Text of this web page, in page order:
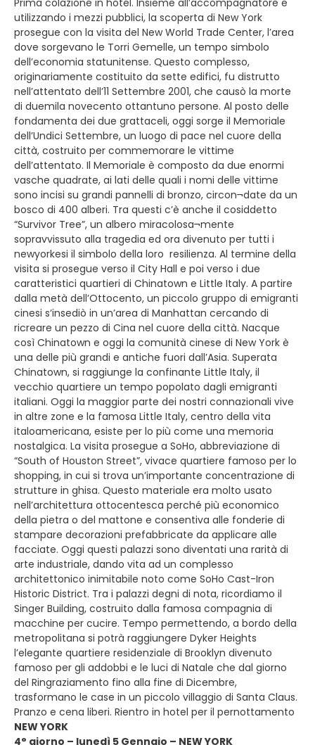
Prima colazione in hotel. Insieme all’accompagnatore e
utilizzando i mezzi pubblici, la scoperta di New York
prosegue con la visita del New World Trade Center, l’area
dove sorgevano le Torri Gemelle, un tempo simbolo
dell’economia statunitense. Questo complesso,
originariamente costituito da sette edifici, fu distrutto
nell’attentato dell’11 Settembre 2001, che causò la morte
di duemila novecento ottantuno persone. Al posto delle
fondamenta dei due grattaceli, oggi sorge il Memoriale
dell’Undici Settembre, un luogo di pace nel cuore della
città, costruito per commemorare le vittime
dell’attentato. Il Memoriale è composto da due enormi
vasche quadrate, ai lati delle quali i nomi delle vittime
sono incisi su grandi pannelli di bronzo, circon¬date da un
bosco di 400 alberi. Tra questi c’è anche il cosiddetto
“Survivor Tree”, un albero miracolosa¬mente
sopravvissuto alla tragedia ed ora divenuto per tutti i
newyorkesi il simbolo della loro resilienza. Al termine della
visita si prosegue verso il City Hall e poi verso i due
caratteristici quartieri di Chinatown e Little Italy. A partire
dalla metà dell’Ottocento, un piccolo gruppo di emigranti
cinesi s’insediò in un’area di Manhattan cercando di
ricreare un pezzo di Cina nel cuore della città. Nacque
così Chinatown e oggi la comunità cinese di New York è
una delle più grandi e antiche fuori dall’Asia. Superata
Chinatown, si raggiunge la confinante Little Italy, il
vecchio quartiere un tempo popolato dagli emigranti
italiani. Oggi la maggior parte dei nostri connazionali vive
in altre zone e la famosa Little Italy, centro della vita
italoamericana, esiste per lo più come una memoria
nostalgica. La visita prosegue a SoHo, abbreviazione di
“South of Houston Street”, vivace quartiere famoso per lo
shopping, in cui si trova un’importante concentrazione di
strutture in ghisa. Questo materiale era molto usato
nell’architettura ottocentesca perché più economico
della pietra o del mattone e consentiva alle fonderie di
stampare decorazioni prefabbricate da applicare alle
facciate. Oggi questi palazzi sono diventati una rarità di
arte industriale, dando vita ad un complesso
architettonico inimitabile noto come SoHo Cast-Iron
Historic District. Tra i palazzi degni di nota, ricordiamo il
Singer Building, costruito dalla famosa compagnia di
macchine per cucire. Tempo permettendo, a bordo della
metropolitana si potrà raggiungere Dyker Heights
l’elegante quartiere residenziale di Brooklyn divenuto
famoso per gli addobbi e le luci di Natale che dal giorno
del Ringraziamento fino alla fine di Dicembre,
trasformano le case in un piccolo villaggio di Santa Claus.
Pranzo e cena liberi. Rientro in hotel per il pernottamento
NEW YORK
4° giorno – lunedì 5 Gennaio – NEW YORK